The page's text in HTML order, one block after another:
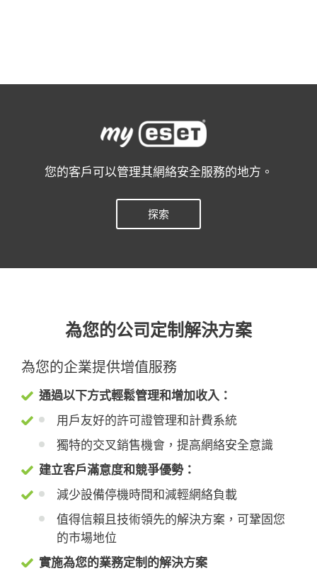
您的客戶可以管理其網絡安全服務的地方。
探索
為您的公司定制解決方案
為您的企業提供增值服務
通過以下方式輕鬆管理和增加收入：
用戶友好的許可證管理和計費系統
獨特的交叉銷售機會，提高網絡安全意識
建立客戶滿意度和競爭優勢：
減少設備停機時間和減輕網絡負載
值得信賴且技術領先的解決方案，可鞏固您
的市場地位
實施為您的業務定制的解決方案